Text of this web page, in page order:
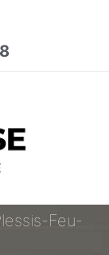
Feu-